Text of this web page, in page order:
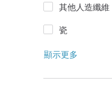
其他人造纖維
瓷
顯示更多